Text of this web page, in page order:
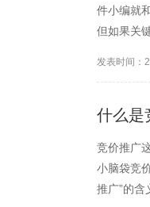
件小编就
但如果关
发表时间：
什么是
竞价推广
小脑袋竞
推广”的含